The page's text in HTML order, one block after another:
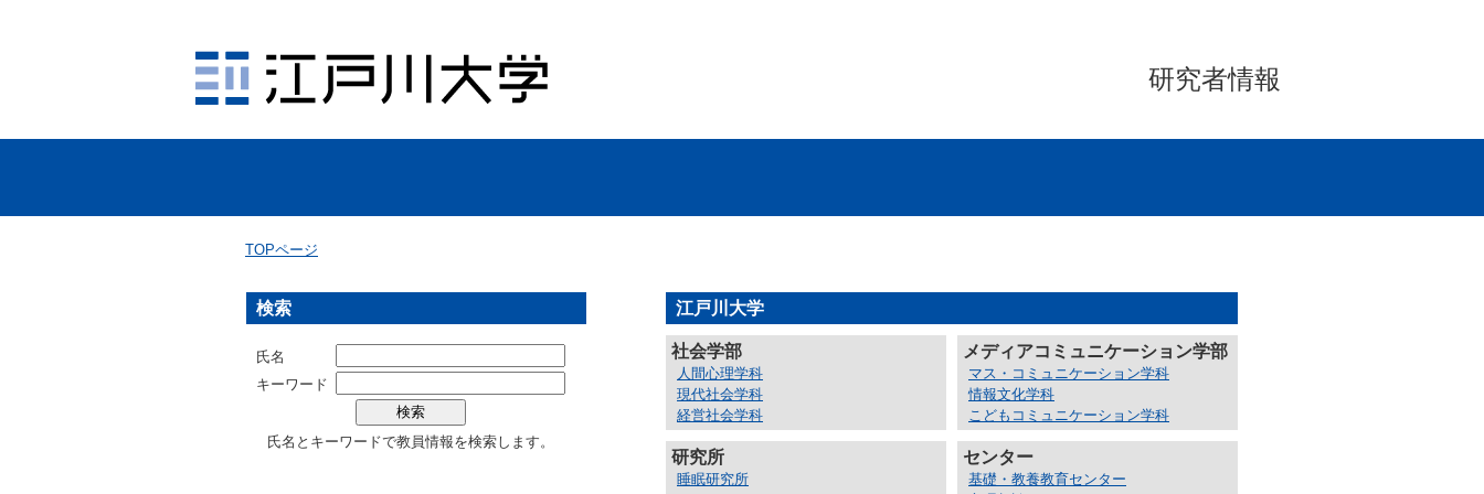
研究者情報
TOPページ
検索
氏名
キーワード
氏名とキーワードで教員情報を検索します。
江戸川大学
社会学部
人間心理学科
現代社会学科
経営社会学科
メディアコミュニケーション学部
マス・コミュニケーション学科
情報文化学科
こどもコミュニケーション学科
研究所
睡眠研究所
センター
基礎・教養教育センター